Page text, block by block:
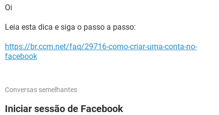
Oi
Leia esta dica e siga o passo a passo:
https://br.ccm.net/faq/29716-como-criar-uma-conta-no-
facebook
Conversas semelhantes
Iniciar sessão de Facebook